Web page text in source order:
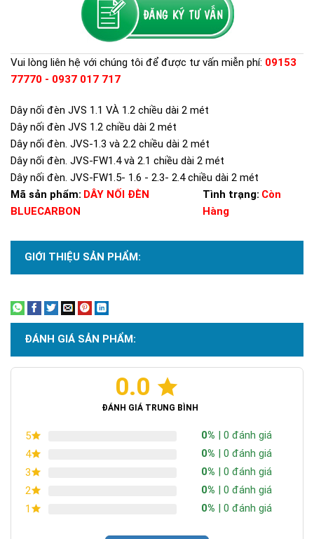
Vui lòng liên hệ với chúng tôi để được tư vấn miễn phí: 09153
77770 - 0937 017 717
Dây nối đèn JVS 1.1 VÀ 1.2 chiều dài 2 mét
Dây nối đèn JVS 1.2 chiều dài 2 mét
Dây nối đèn. JVS-1.3 và 2.2 chiều dài 2 mét
Dây nối đèn. JVS-FW1.4 và 2.1 chiều dài 2 mét
Dây nối đèn. JVS-FW1.5- 1.6 - 2.3- 2.4 chiều dài 2 mét
Mã sản phẩm: DÂY NỐI ĐÈN
BLUECARBON
Tình trạng: Còn
Hàng
GIỚI THIỆU SẢN PHẨM:Xem thêm
ĐÁNH GIÁ SẢN PHẨM:
0.0
ĐÁNH GIÁ TRUNG BÌNH
5 0% | 0 đánh giá
4
0% | 0 đánh giá
3
0% | 0 đánh giá
2
0% | 0 đánh giá
1
0% | 0 đánh giá